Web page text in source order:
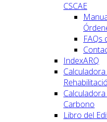
CSCAE
FAQs
IndexARQ
Carbono
Libro del